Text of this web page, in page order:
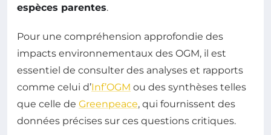
espèces parentes.
Pour une compréhension approfondie des
impacts environnementaux des OGM, il est
essentiel de consulter des analyses et rapports
comme celui d’Inf’OGM ou des synthèses telles
que celle de Greenpeace, qui fournissent des
données précises sur ces questions critiques.